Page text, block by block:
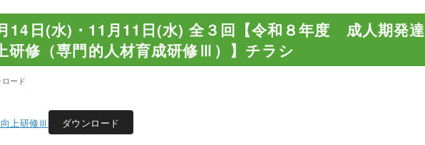
14日(水)・11月11日(水) 全３回【令和８年度 成人期発達
研修（専門的人材育成研修Ⅲ）】チラシ
ード
上研修Ⅲ ダウンロード